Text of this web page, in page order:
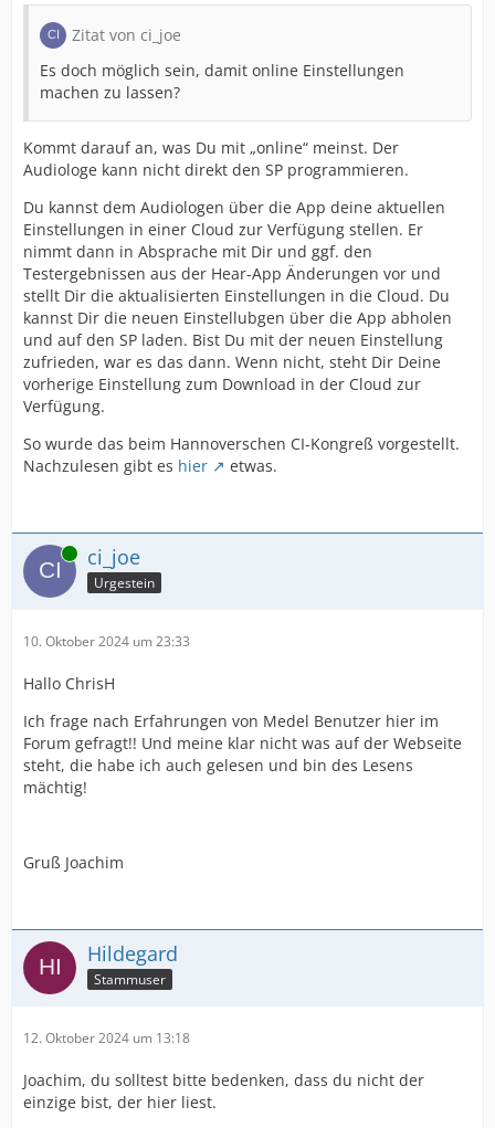
Zitat von ci_joe
Es doch möglich sein, damit online Einstellungen
machen zu lassen?
Kommt darauf an, was Du mit „online“ meinst. Der
Audiologe kann nicht direkt den SP programmieren.
Du kannst dem Audiologen über die App deine aktuellen
Einstellungen in einer Cloud zur Verfügung stellen. Er
nimmt dann in Absprache mit Dir und ggf. den
Testergebnissen aus der Hear-App Änderungen vor und
stellt Dir die aktualisierten Einstellungen in die Cloud. Du
kannst Dir die neuen Einstellubgen über die App abholen
und auf den SP laden. Bist Du mit der neuen Einstellung
zufrieden, war es das dann. Wenn nicht, steht Dir Deine
vorherige Einstellung zum Download in der Cloud zur
Verfügung.
So wurde das beim Hannoverschen CI-Kongreß vorgestellt.
Nachzulesen gibt es hier etwas.
Online ci_joe
Urgestein
10. Oktober 2024 um 23:33
Hallo ChrisH
Ich frage nach Erfahrungen von Medel Benutzer hier im
Forum gefragt!! Und meine klar nicht was auf der Webseite
steht, die habe ich auch gelesen und bin des Lesens
mächtig!
Gruß Joachim
Hildegard
Stammuser
12. Oktober 2024 um 13:18
Joachim, du solltest bitte bedenken, dass du nicht der
einzige bist, der hier liest.